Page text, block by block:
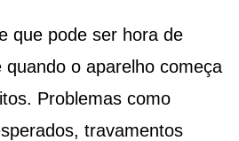
que pode ser hora de
o aparelho começa
Problemas como
travamentos